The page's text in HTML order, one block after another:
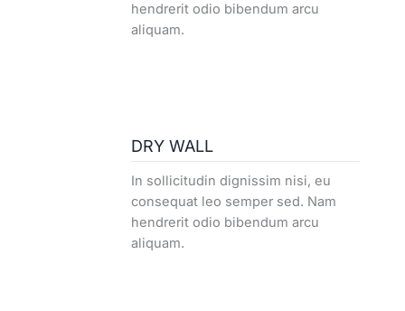
hendrerit odio bibendum arcu
aliquam.
DRY WALL
In sollicitudin dignissim nisi, eu
consequat leo semper sed. Nam
hendrerit odio bibendum arcu
aliquam.